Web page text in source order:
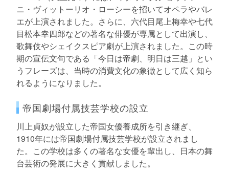
ニ・ヴィットーリオ・ローシーを招いてオペラやバレ
エが上演されました。さらに、六代目尾上梅幸や七代
目松本幸四郎などの著名な俳優が専属として出演し、
歌舞伎やシェイクスピア劇が上演されました。この時
期の宣伝文句である「今日は帝劇、明日は三越」とい
うフレーズは、当時の消費文化の象徴として広く知ら
れるようになりました。
帝国劇場付属技芸学校の設立
川上貞奴が設立した帝国女優養成所を引き継ぎ、
1910年には帝国劇場付属技芸学校が設立されまし
た。この学校は多くの著名な女優を輩出し、日本の舞
台芸術の発展に大きく貢献しました。